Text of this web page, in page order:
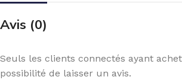
Avis (0)
Seuls les clients connectés ayant
possibilité de laisser un avis.